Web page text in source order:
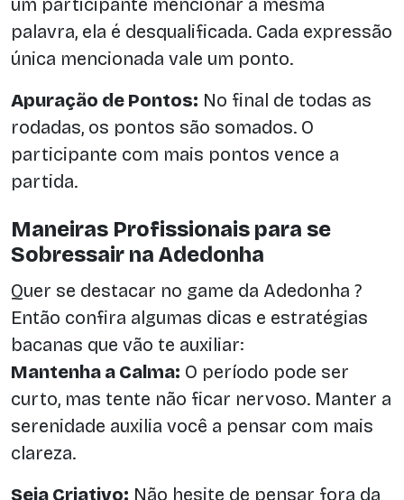
um participante mencionar a mesma
palavra, ela é desqualificada. Cada expressão
única mencionada vale um ponto.
Apuração de Pontos: No final de todas as
rodadas, os pontos são somados. O
participante com mais pontos vence a
partida.
Maneiras Profissionais para se
Sobressair na Adedonha
Quer se destacar no game da Adedonha ?
Então confira algumas dicas e estratégias
bacanas que vão te auxiliar:
Mantenha a Calma: O período pode ser
curto, mas tente não ficar nervoso. Manter a
serenidade auxilia você a pensar com mais
clareza.
Seja Criativo: Não hesite de pensar fora da